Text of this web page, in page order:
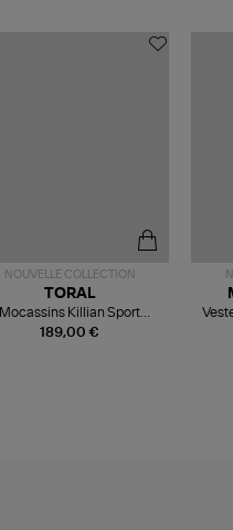
NOUVELLE COLLECTION
189,00 €
TORAL
Mocassins Killian Sport
Mousse